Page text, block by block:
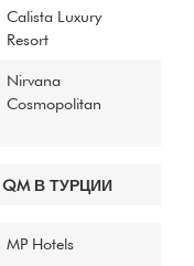
Calista Luxury
Resort
Nirvana
Cosmopolitan
В ТУРЦИИ
MP Hotels